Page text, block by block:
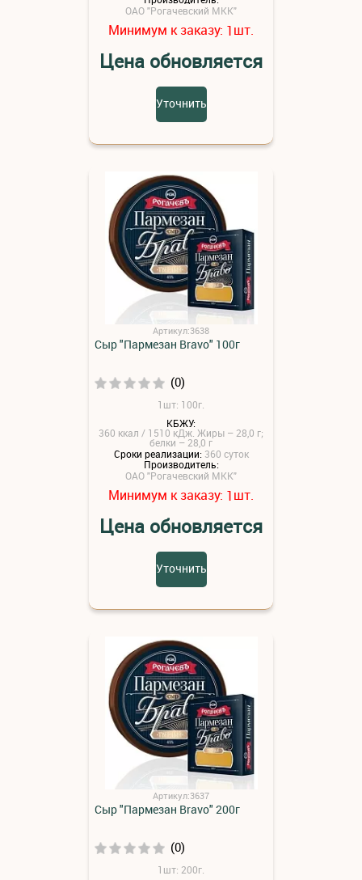
ОАО "Рогачевский МКК"
Минимум к заказу: 1шт.
Цена обновляется
Уточнить
Артикул:3638
Сыр "Пармезан Bravo" 100г
(0)
1шт: 100г.
КБЖУ:
360 ккал / 1510 кДж. Жиры – 28,0 г;
белки – 28,0 г
Сроки реализации: 360 суток
Производитель:
ОАО "Рогачевский МКК"
Минимум к заказу: 1шт.
Цена обновляется
Уточнить
Артикул:3637
Сыр "Пармезан Bravo" 200г
(0)
1шт: 200г.